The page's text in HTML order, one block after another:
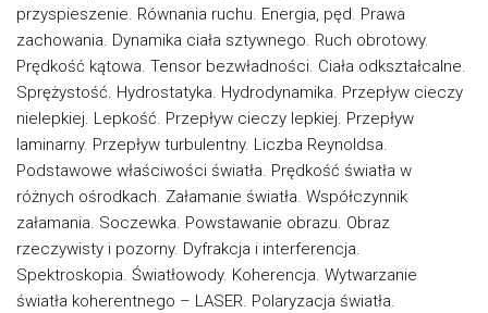
przyspieszenie. Równania ruchu. Energia, pęd. Prawa
zachowania. Dynamika ciała sztywnego. Ruch obrotowy.
Prędkość kątowa. Tensor bezwładności. Ciała odkształcalne.
Sprężystość. Hydrostatyka. Hydrodynamika. Przepływ cieczy
nielepkiej. Lepkość. Przepływ cieczy lepkiej. Przepływ
laminarny. Przepływ turbulentny. Liczba Reynoldsa.
Podstawowe właściwości światła. Prędkość światła w
różnych ośrodkach. Załamanie światła. Współczynnik
załamania. Soczewka. Powstawanie obrazu. Obraz
rzeczywisty i pozorny. Dyfrakcja i interferencja.
Spektroskopia. Światłowody. Koherencja. Wytwarzanie
światła koherentnego – LASER. Polaryzacja światła.